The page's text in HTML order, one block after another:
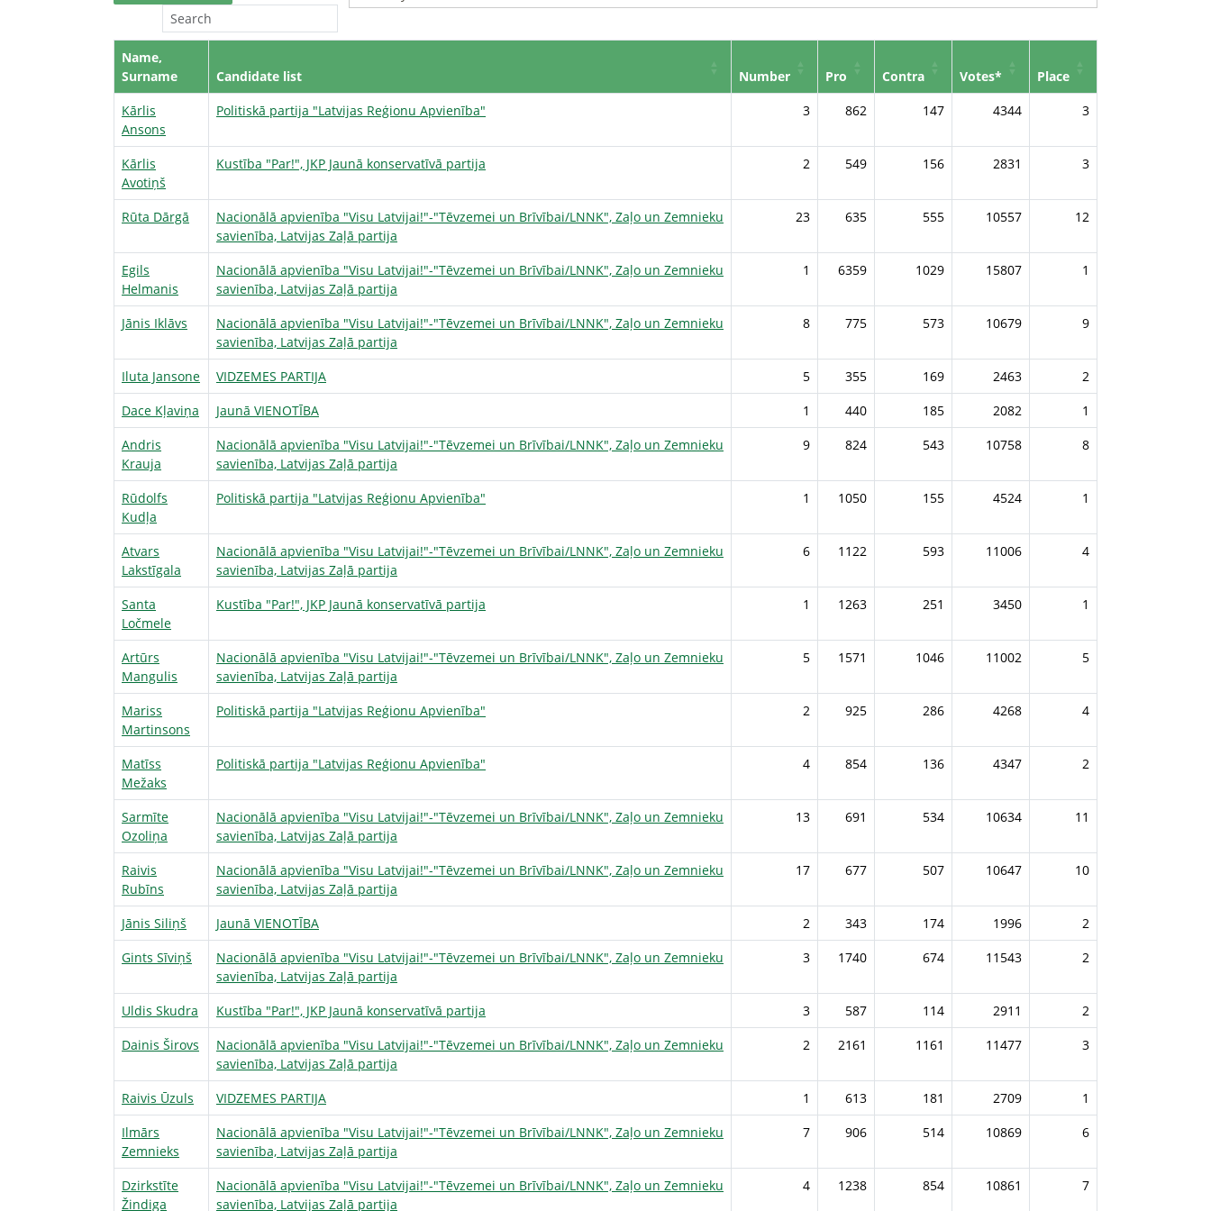
Name,
Surname
Candidate list Number Pro Contra Votes*
Place
Kārlis
Ansons
Politiskā partija "Latvijas Reģionu Apvienība" 3 862 147 4344 3
Kārlis
Avotiņš
Kustība "Par!", JKP Jaunā konservatīvā partija 2 549 156 2831 3
Rūta Dārgā
Nacionālā apvienība "Visu Latvijai!"-"Tēvzemei un Brīvībai/LNNK", Zaļo un Zemnieku
savienība, Latvijas Zaļā partija
23 635 555 10557 12
Egils
Helmanis
Nacionālā apvienība "Visu Latvijai!"-"Tēvzemei un Brīvībai/LNNK", Zaļo un Zemnieku
savienība, Latvijas Zaļā partija
1 6359 1029 15807 1
Jānis Iklāvs
Nacionālā apvienība "Visu Latvijai!"-"Tēvzemei un Brīvībai/LNNK", Zaļo un Zemnieku
savienība, Latvijas Zaļā partija
8 775 573 10679 9
Iluta Jansone VIDZEMES PARTIJA 5 355 169 2463
2
Dace Kļaviņa
Jaunā VIENOTĪBA 1 440 185 2082
1
Andris
Krauja
Nacionālā apvienība "Visu Latvijai!"-"Tēvzemei un Brīvībai/LNNK", Zaļo un Zemnieku
savienība, Latvijas Zaļā partija
9 824 543 10758 8
Rūdolfs
Kudļa
Politiskā partija "Latvijas Reģionu Apvienība" 1 1050 155 4524 1
Atvars
Lakstīgala
Nacionālā apvienība "Visu Latvijai!"-"Tēvzemei un Brīvībai/LNNK", Zaļo un Zemnieku
savienība, Latvijas Zaļā partija
6 1122 593 11006 4
Santa
Ločmele
Kustība "Par!", JKP Jaunā konservatīvā partija 1 1263 251 3450 1
Artūrs
Mangulis
Nacionālā apvienība "Visu Latvijai!"-"Tēvzemei un Brīvībai/LNNK", Zaļo un Zemnieku
savienība, Latvijas Zaļā partija
5 1571 1046 11002 5
Mariss
Martinsons
Politiskā partija "Latvijas Reģionu Apvienība" 2 925 286 4268 4
Matīss
Mežaks
Politiskā partija "Latvijas Reģionu Apvienība" 4 854 136 4347 2
Sarmīte
Ozoliņa
Nacionālā apvienība "Visu Latvijai!"-"Tēvzemei un Brīvībai/LNNK", Zaļo un Zemnieku
savienība, Latvijas Zaļā partija
13 691 534 10634 11
Raivis
Rubīns
Nacionālā apvienība "Visu Latvijai!"-"Tēvzemei un Brīvībai/LNNK", Zaļo un Zemnieku
savienība, Latvijas Zaļā partija
17 677 507 10647 10
Jānis Siliņš Jaunā VIENOTĪBA 2 343 174 1996
2
Gints Sīviņš
Nacionālā apvienība "Visu Latvijai!"-"Tēvzemei un Brīvībai/LNNK", Zaļo un Zemnieku
savienība, Latvijas Zaļā partija
3 1740 674 11543 2
Uldis Skudra Kustība "Par!", JKP Jaunā konservatīvā partija 3 587 114 2911
2
Dainis Širovs
Nacionālā apvienība "Visu Latvijai!"-"Tēvzemei un Brīvībai/LNNK", Zaļo un Zemnieku
savienība, Latvijas Zaļā partija
2 2161 1161 11477 3
Raivis Ūzuls VIDZEMES PARTIJA 1 613 181 2709
1
Ilmārs
Zemnieks
Nacionālā apvienība "Visu Latvijai!"-"Tēvzemei un Brīvībai/LNNK", Zaļo un Zemnieku
savienība, Latvijas Zaļā partija
7 906 514 10869 6
Dzirkstīte
Žindiga
Nacionālā apvienība "Visu Latvijai!"-"Tēvzemei un Brīvībai/LNNK", Zaļo un Zemnieku
savienība, Latvijas Zaļā partija
4 1238 854 10861 7